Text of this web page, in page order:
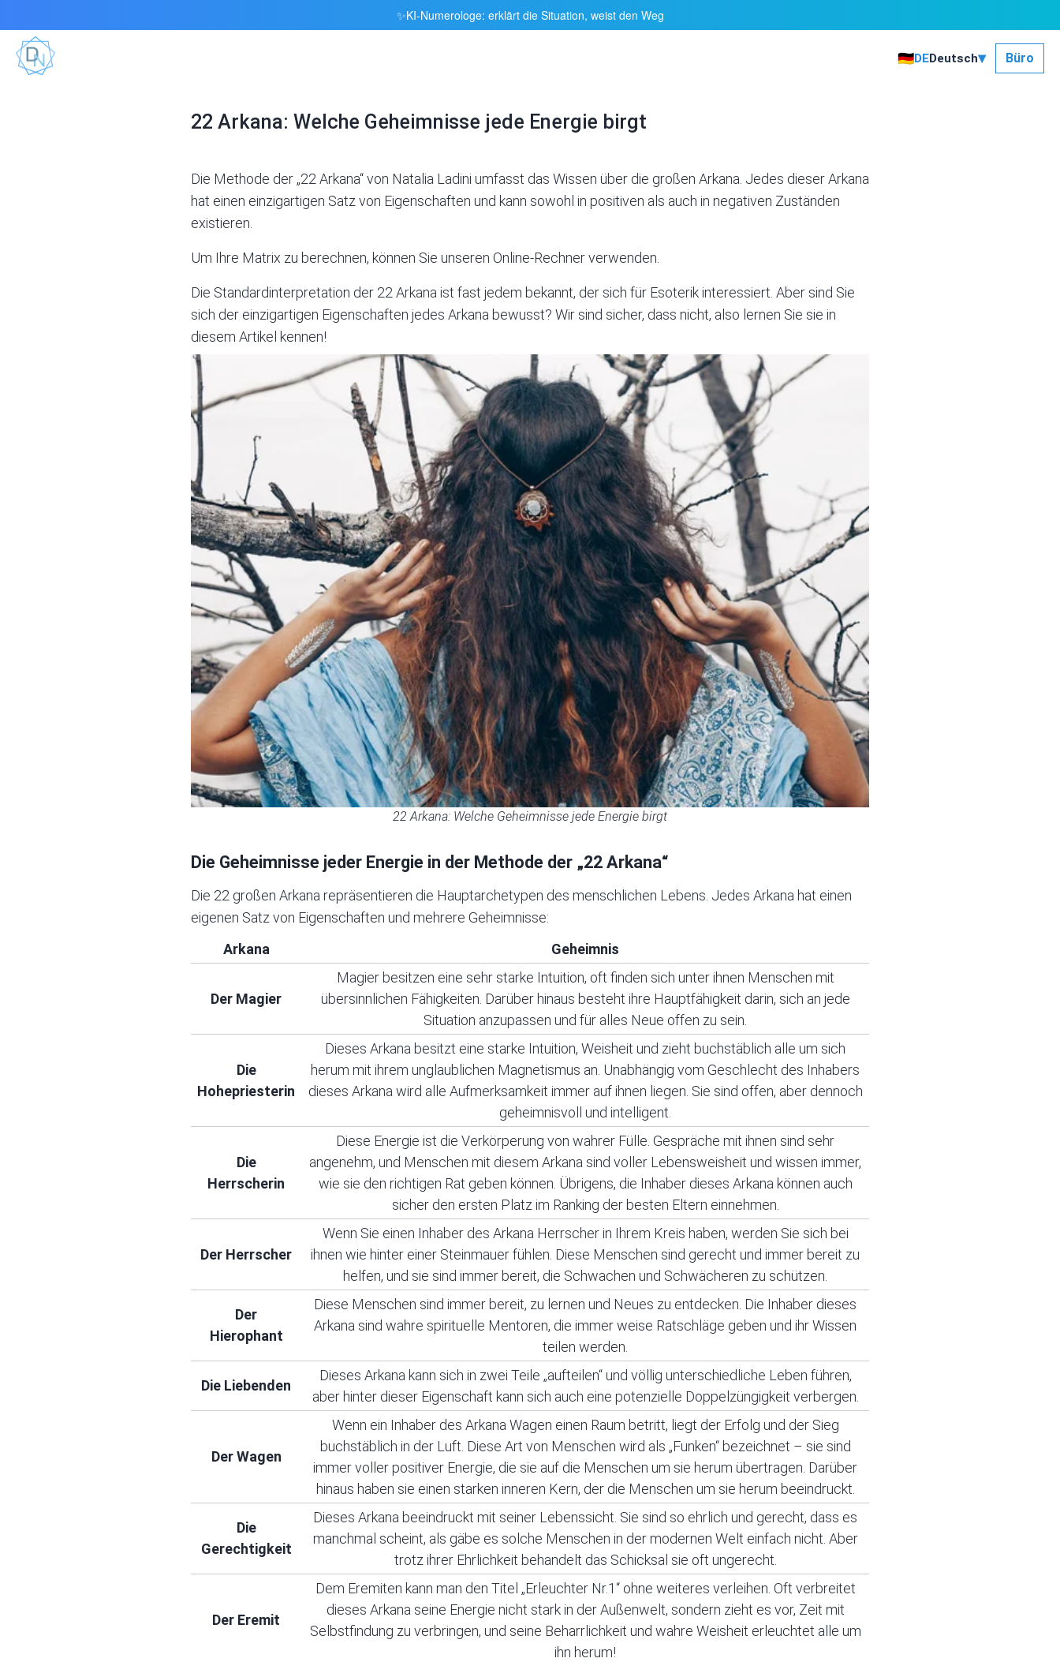
🇩🇪DEDeutsch▾ Büro
22 Arkana: Welche Geheimnisse jede Energie birgt
Die Methode der „22 Arkana“ von Natalia Ladini umfasst das Wissen über die großen Arkana. Jedes dieser Arkana
hat einen einzigartigen Satz von Eigenschaften und kann sowohl in positiven als auch in negativen Zuständen
existieren.
Um Ihre Matrix zu berechnen, können Sie unseren Online-Rechner verwenden.
Die Standardinterpretation der 22 Arkana ist fast jedem bekannt, der sich für Esoterikinteressiert. Aber sind Sie
sich der einzigartigen Eigenschaften jedes Arkana bewusst? Wir sind sicher, dass nicht, also lernen Sie sie in
diesem Artikel kennen!
22 Arkana: Welche Geheimnisse jede Energie birgt
Die Geheimnisse jeder Energie in der Methode der „22 Arkana“
Die 22 großen Arkana repräsentieren die Hauptarchetypen des menschlichen Lebens. Jedes Arkana hat einen
eigenen Satz von Eigenschaften und mehrere Geheimnisse:
Arkana
Geheimnis
Der Magier
Magier besitzen eine sehr starke Intuition, oft finden sich unter ihnen Menschen mit
übersinnlichen Fähigkeiten. Darüber hinaus besteht ihre Hauptfähigkeit darin, sich an jede
Situation anzupassen und für alles Neue offen zu sein.
Die
Hohepriesterin
Dieses Arkana besitzt eine starke Intuition, Weisheit und zieht buchstäblich alle um sich
herum mit ihrem unglaublichen Magnetismus an. Unabhängig vom Geschlecht des Inhabers
dieses Arkana wird alle Aufmerksamkeit immer auf ihnen liegen. Sie sind offen, aber dennoch
geheimnisvoll und intelligent.
Die
Herrscherin
Diese Energie ist die Verkörperung von wahrer Fülle. Gespräche mit ihnen sind sehr
angenehm, und Menschen mit diesem Arkana sind voller Lebensweisheit und wissen immer,
wie sie den richtigen Rat geben können. Übrigens, die Inhaber dieses Arkana können auch
sicher den ersten Platz im Ranking der besten Eltern einnehmen.
Der Herrscher
Wenn Sie einen Inhaber des Arkana Herrscher in Ihrem Kreis haben, werden Sie sich bei
ihnen wie hinter einer Steinmauer fühlen. Diese Menschen sind gerecht und immer bereit zu
helfen, und sie sind immer bereit, die Schwachen und Schwächeren zu schützen.
Der
Hierophant
Diese Menschen sind immer bereit, zu lernen und Neues zu entdecken. Die Inhaber dieses
Arkana sind wahre spirituelle Mentoren, die immer weise Ratschläge geben und ihr Wissen
teilen werden.
Die Liebenden
Dieses Arkana kann sich in zwei Teile „aufteilen“ und völlig unterschiedliche Leben führen,
aber hinter dieser Eigenschaft kann sich auch eine potenzielle Doppelzüngigkeit verbergen.
Der Wagen
Wenn ein Inhaber des Arkana Wagen einen Raum betritt, liegt der Erfolg und der Sieg
buchstäblich in der Luft. Diese Art von Menschen wird als „Funken“ bezeichnet – sie sind
immer voller positiver Energie, die sie auf die Menschen um sie herum übertragen. Darüber
hinaus haben sie einen starken inneren Kern, der die Menschen um sie herum beeindruckt.
Die
Gerechtigkeit
Dieses Arkana beeindruckt mit seiner Lebenssicht. Sie sind so ehrlich und gerecht, dass es
manchmal scheint, als gäbe es solche Menschen in der modernen Welt einfach nicht. Aber
trotz ihrer Ehrlichkeit behandelt das Schicksal sie oft ungerecht.
Der Eremit
Dem Eremiten kann man den Titel „Erleuchter Nr.1“ ohne weiteres verleihen. Oft verbreitet
dieses Arkana seine Energie nicht stark in der Außenwelt, sondern zieht es vor, Zeit mit
Selbstfindung zu verbringen, und seine Beharrlichkeit und wahre Weisheit erleuchtet alle um
ihn herum!
✨KI-Numerologe: erklärt die Situation, weist den Weg